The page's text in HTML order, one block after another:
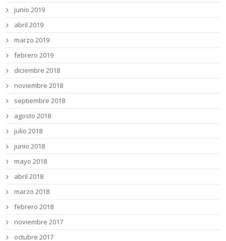
junio 2019
abril 2019
marzo 2019
febrero 2019
diciembre 2018
noviembre 2018
septiembre 2018
agosto 2018
julio 2018
junio 2018
mayo 2018
abril 2018
marzo 2018
febrero 2018
noviembre 2017
octubre 2017